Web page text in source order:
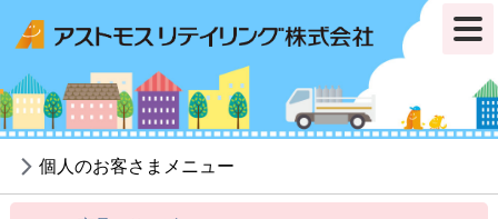
個人のお客さまメニュー